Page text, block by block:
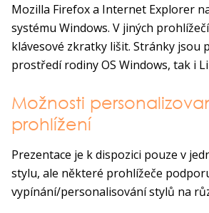
Mozilla Firefox a Internet Explorer
systému Windows. V jiných
klávesové zkratky lišit. Stránky jsou
prostředí rodiny OS Windows, tak i
Možnosti
prohlížení
Prezentace je k dispozici pouze v
stylu, ale některé prohlížeče
vypínání/personalisování stylů na